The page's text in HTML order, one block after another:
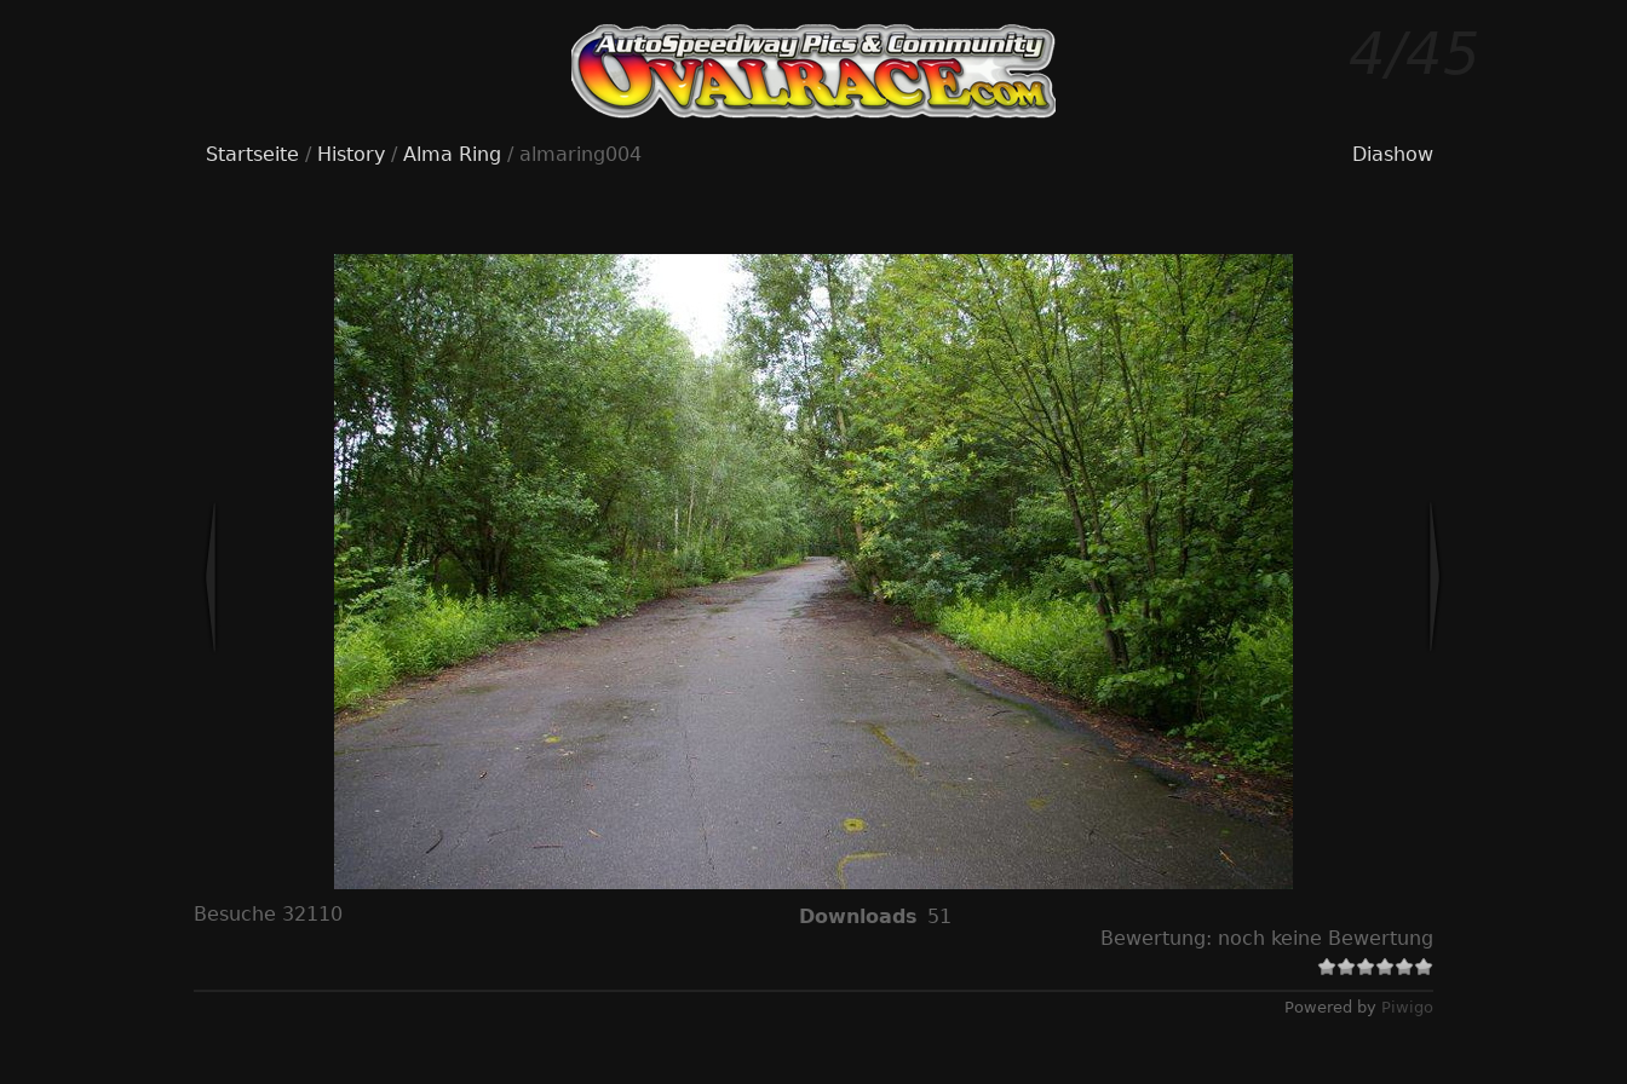
Startseite / History / Alma Ring / almaring004 Diashow
Besuche 32110 Downloads 51
Bewertung: noch keine Bewertung
Powered by Piwigo